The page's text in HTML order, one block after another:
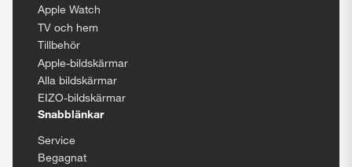
Apple Watch
TV och hem
Tillbehör
Apple-bildskärmar
Alla bildskärmar
EIZO-bildskärmar
Snabblänkar
Service
Begagnat